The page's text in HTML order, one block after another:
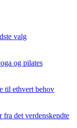
valg
og pilates
til ethvert behov
det verdenskendte